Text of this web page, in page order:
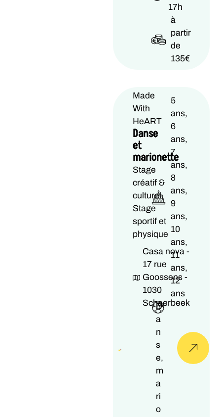
17h
à
partir
de
135€
Made
With
HeART
Danse
et
marionette
Stage
créatif &
culturel,
Stage
sportif et
physique
Casa nova -
17 rue
Goossens -
1030
Schaerbeek
5
ans,
6
ans,
7
ans,
8
ans,
9
ans,
10
ans,
11
ans,
12
ans
D
a
n
s
e,
m
a
ri
o